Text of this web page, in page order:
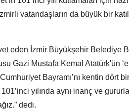
vatandaşların da büyük bir
eden İzmir Büyükşehir Belediye
Gazi Mustafa Kemal Atatürk'ün
Bayramı’nı kentin dört
yılında aynı inanç ve
dedi.